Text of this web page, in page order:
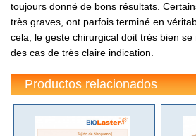
toujours donné de bons résultats.
très graves, ont parfois terminé en
cela, le geste chirurgical doit très bien
des cas de très claire indication.
Productos relacionados